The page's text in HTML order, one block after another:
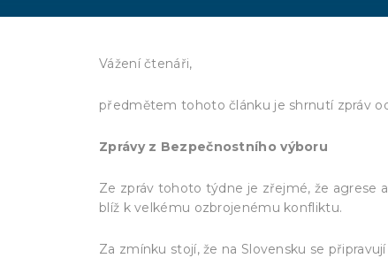
Vážení čtenáři,
předmětem tohoto článku je shrnutí zpráv
Zprávy z Bezpečnostního výboru
Ze zpráv tohoto týdne je zřejmé, že agrese
blíž k velkému ozbrojenému konfliktu.
Za zmínku stojí, že na Slovensku se